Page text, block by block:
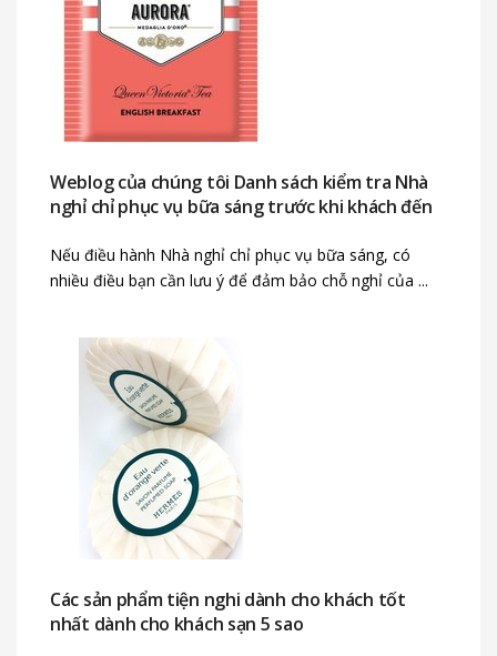
Weblog của chúng tôi Danh sách kiểm tra Nhà
nghỉ chỉ phục vụ bữa sáng trước khi khách đến
Nếu điều hành Nhà nghỉ chỉ phục vụ bữa sáng, có
nhiều điều bạn cần lưu ý để đảm bảo chỗ nghỉ của ...
Các sản phẩm tiện nghi dành cho khách tốt
nhất dành cho khách sạn 5 sao